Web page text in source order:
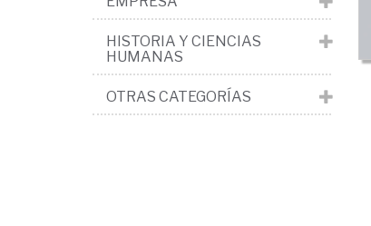
HISTORIA Y CIENCIAS
HUMANAS
OTRAS CATEGORÍAS